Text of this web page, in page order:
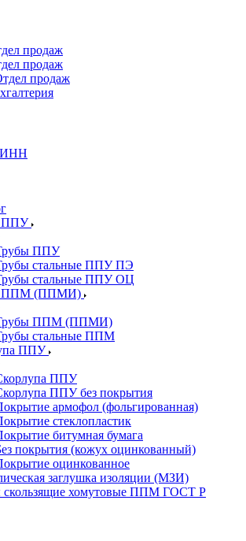
продаж
продаж
продаж
ППУ
ППУ
стальные ППУ ПЭ
стальные ППУ ОЦ
ППМ (ППМИ)
ППМ (ППМИ)
стальные ППМ
ППУ
ППУ
ППУ без покрытия
армофол (фольгированная)
стеклопластик
битумная бумага
покрытия (кожух оцинкованный)
оцинкованное
заглушка изоляции (МЗИ)
хомутовые ППМ ГОСТ Р